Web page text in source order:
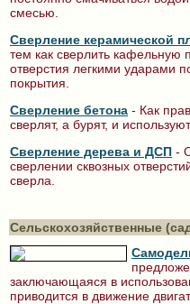
смесью.
Сверление керамической
тем как сверлить кафельную
отверстия легкими ударами
покрытия.
Сверление бетона - Как
сверлят, а бурят, и
Сверление дерева и ДСП -
сверлении сквозных
сверла.
Сельскохозяйственные
заключающаяся в
приводится в движение